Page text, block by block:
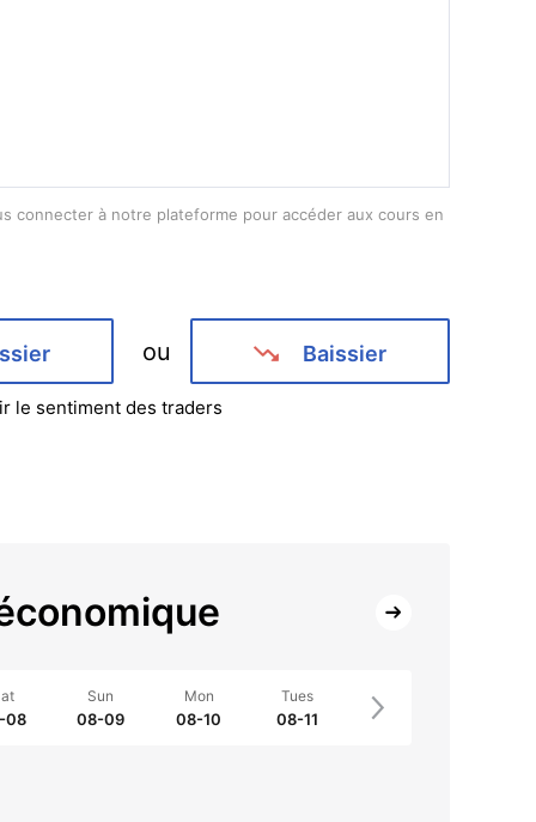
connecter à notre plateforme pour accéder aux cours en
ou Baissier
le sentiment des traders
08
Sun
08-09
Mon
08-10
Tues
08-11